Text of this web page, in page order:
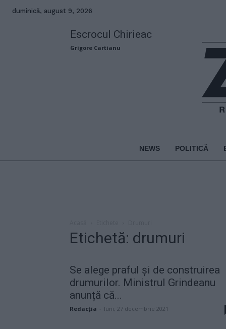
duminică, august 9, 2026
Escrocul Chirieac
Grigore Cartianu
NEWS POLITICĂ
Etichetă: drumuri
Se alege praful și de construirea
drumurilor. Ministrul Grindeanu
anunță că...
Redacţia luni, 27 decembrie 2021